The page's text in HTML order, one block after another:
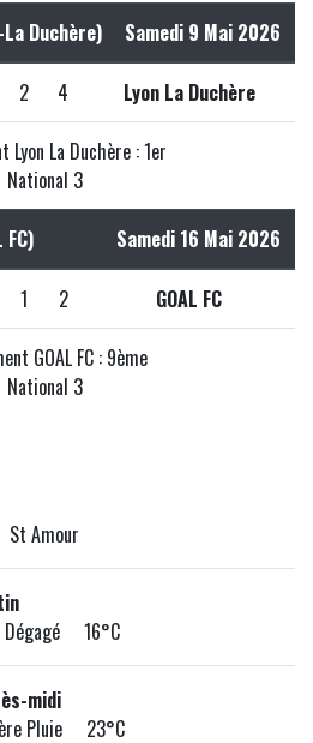
Duchère) Samedi 9 Mai 2026
2 4 Lyon La Duchère
Lyon La Duchère : 1er
National 3
Samedi 16 Mai 2026
1 2 GOAL FC
GOAL FC : 9ème
National 3
St Amour
Dégagé 16°C
midi
Pluie 23°C